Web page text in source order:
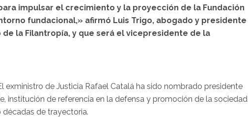
impulsar el crecimiento y la proyección de la Fundación
fundacional,» afirmó Luis Trigo, abogado y presidente
de la Filantropía, y que será el vicepresidente de la
exministro de Justicia Rafael Catalá ha sido nombrado presidente
institución de referencia en la defensa y promoción de la sociedad
décadas de trayectoria.